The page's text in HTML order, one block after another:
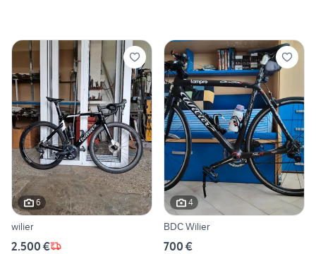
6
wilier
2.500 €
4
BDC Wilier
700 €